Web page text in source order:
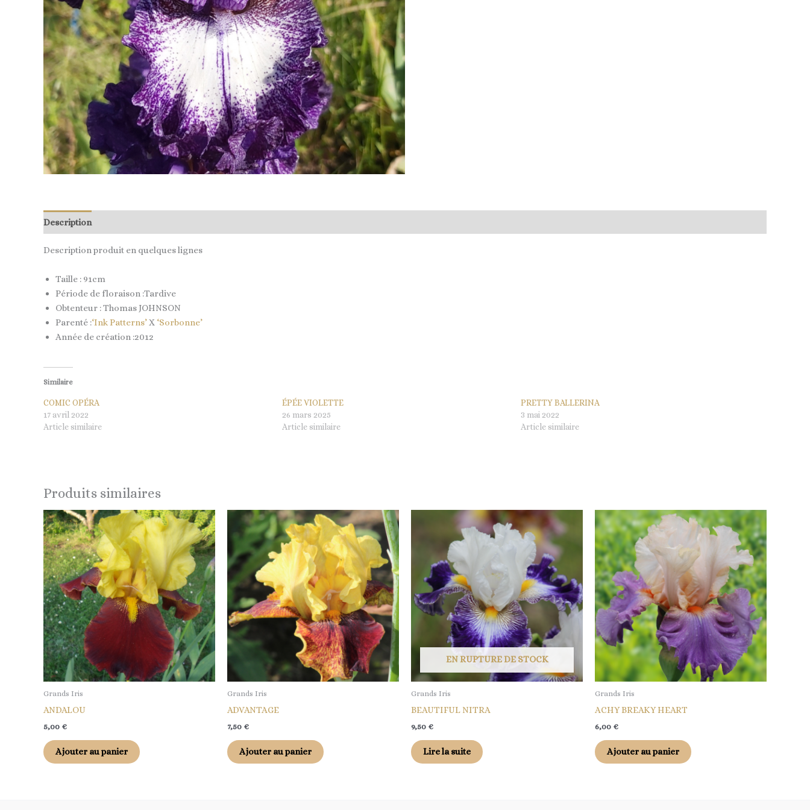
Description
Description produit en quelques lignes
Taille : 91cm
Période de floraison :Tardive
Obtenteur : Thomas JOHNSON
Parenté :‘Ink Patterns’X ‘Sorbonne’
Année de création :2012
Similaire
COMIC OPÉRA
17 avril 2022
Article similaire
ÉPÉE VIOLETTE
26 mars 2025
Article similaire
PRETTY BALLERINA
3 mai 2022
Article similaire
Produits similaires
Grands Iris
ANDALOU
5,00 €
Ajouter au panier
Grands Iris
ADVANTAGE
7,50 €
Ajouter au panier
EN RUPTURE DE STOCK
Grands Iris
BEAUTIFUL NITRA
9,50 €
Lire la suite
Grands Iris
ACHY BREAKY HEART
6,00 €
Ajouter au panier